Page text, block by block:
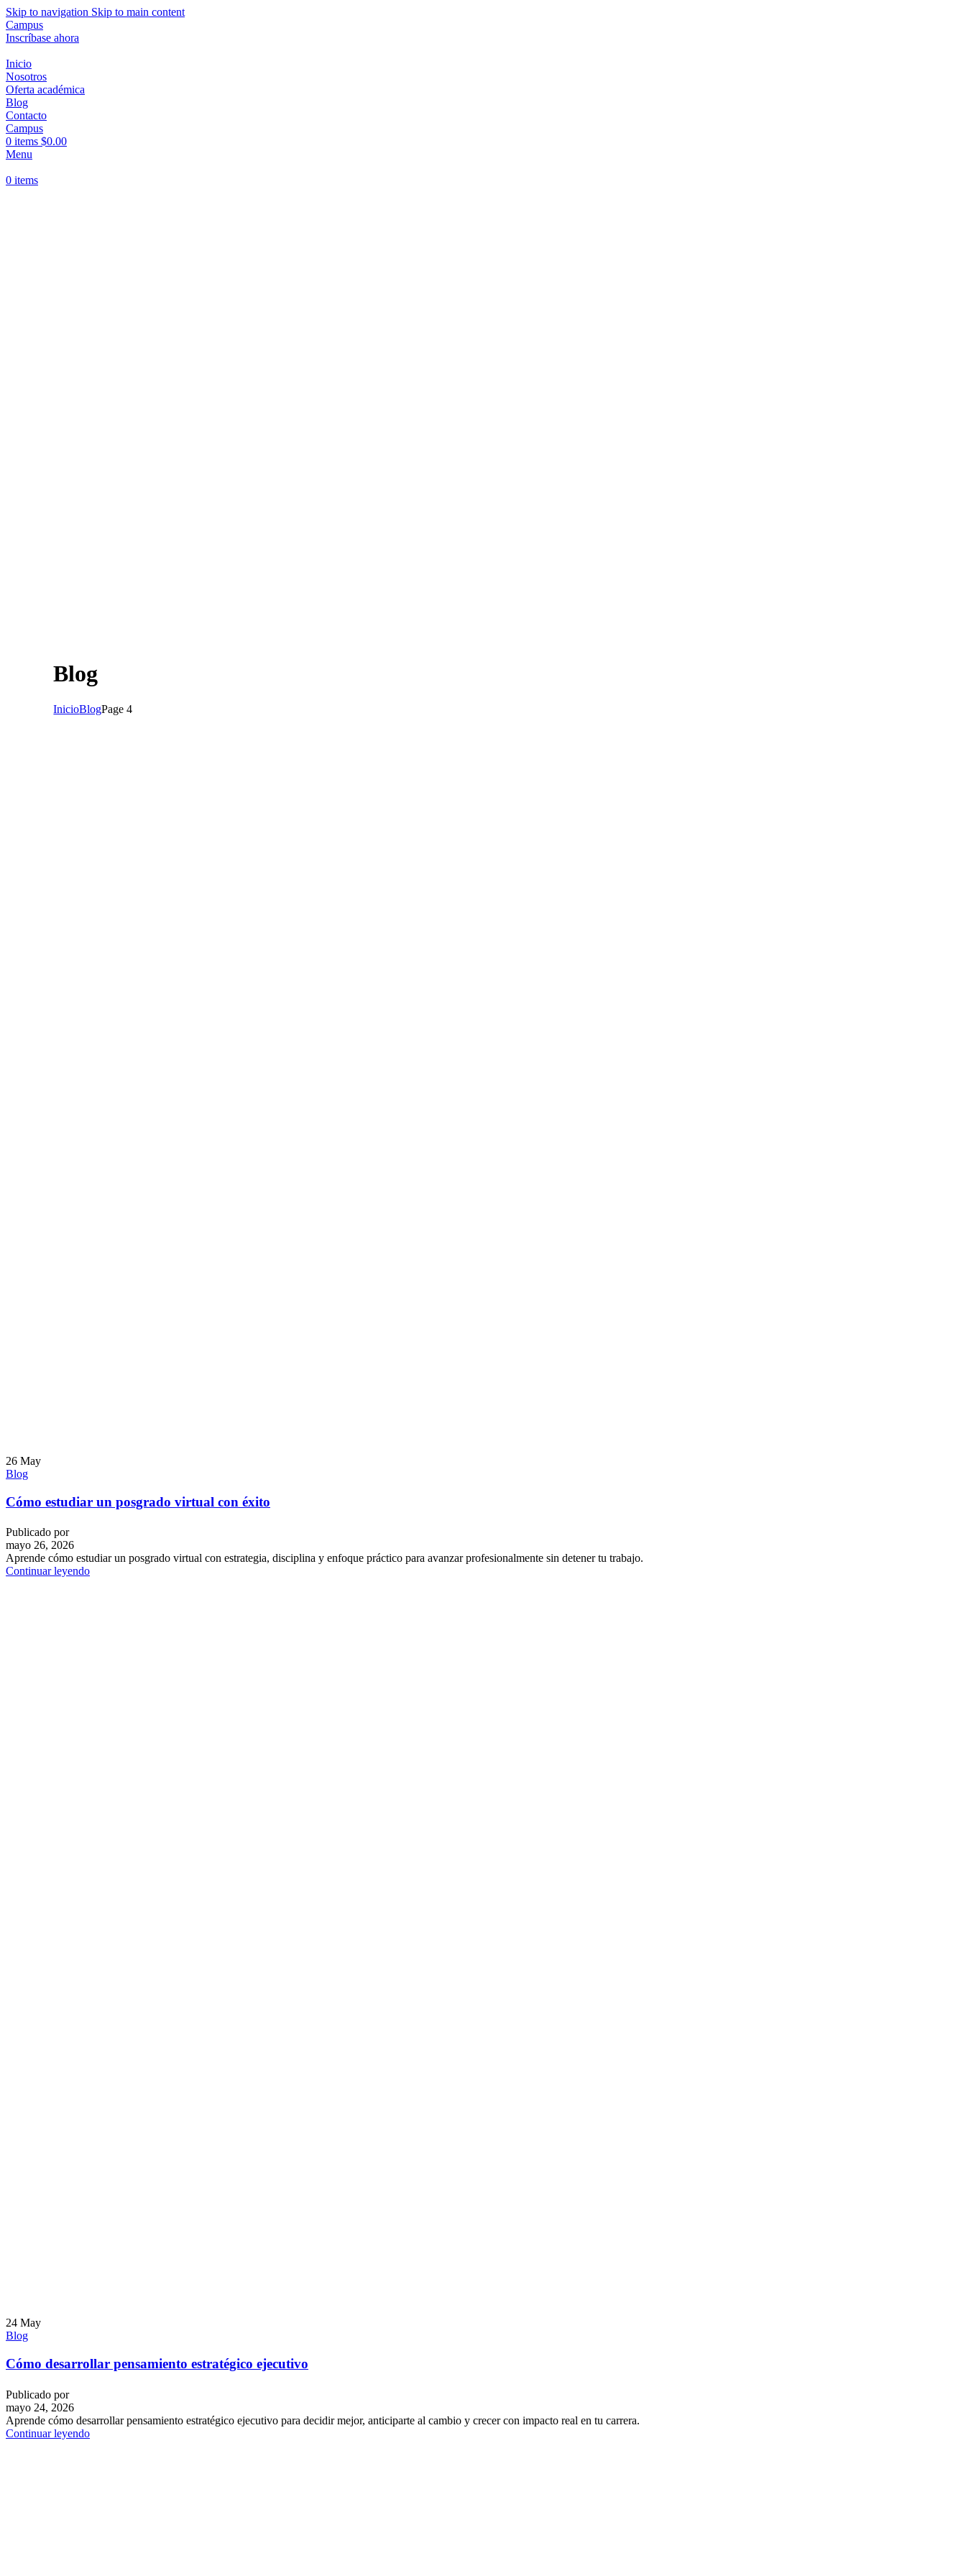
Skip to navigation Skip to main content
Campus
Inscríbase ahora
Inicio
Nosotros
Oferta académica
Blog
Contacto
Campus
0 items $0.00
Menu
0 items
Blog
InicioBlogPage 4
26 May
Blog
Cómo estudiar un posgrado virtual con éxito
Publicado por
mayo 26, 2026
Aprende cómo estudiar un posgrado virtual con estrategia, disciplina y enfoque práctico para avanzar profesionalmente sin detener tu trabajo.
Continuar leyendo
24 May
Blog
Cómo desarrollar pensamiento estratégico ejecutivo
Publicado por
mayo 24, 2026
Aprende cómo desarrollar pensamiento estratégico ejecutivo para decidir mejor, anticiparte al cambio y crecer con impacto real en tu carrera.
Continuar leyendo